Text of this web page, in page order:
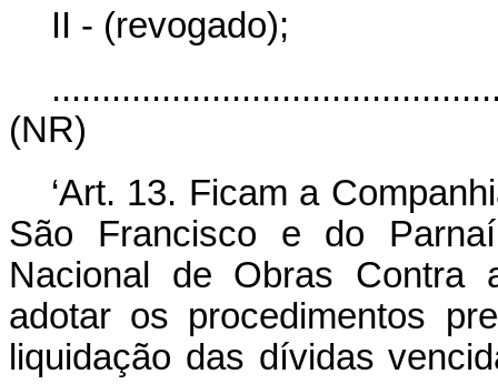
II - (revogado);
(NR)
‘Art. 13. Ficam a
São Francisco e do
Nacional de Obras Contra
adotar os procedimentos
liquidação das dívidas